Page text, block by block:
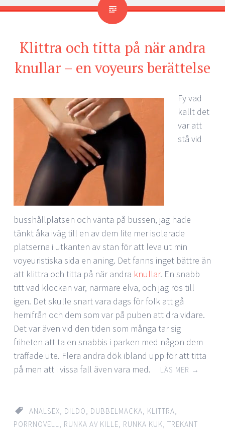
Klittra och titta på när andra
knullar – en voyeurs berättelse
Fy vad
kallt det
var att
stå vid
busshållplatsen och vänta på bussen, jag hade
tänkt åka iväg till en av dem lite mer isolerade
platserna i utkanten av stan för att leva ut min
voyeuristiska sida en aning. Det fanns inget bättre än
att klittra och titta på när andra knullar. En snabb
titt vad klockan var, närmare elva, och jag rös till
igen. Det skulle snart vara dags för folk att gå
hemifrån och dem som var på puben att dra vidare.
Det var även vid den tiden som många tar sig
friheten att ta en snabbis i parken med någon dem
träffade ute. Flera andra dök ibland upp för att titta
på men att i vissa fall även vara med.
LÄS MER →
ANALSEX DILDO DUBBELMACKA KLITTRA
PORRNOVELL
RUNKA AV KILLE RUNKA KUK TREKANT